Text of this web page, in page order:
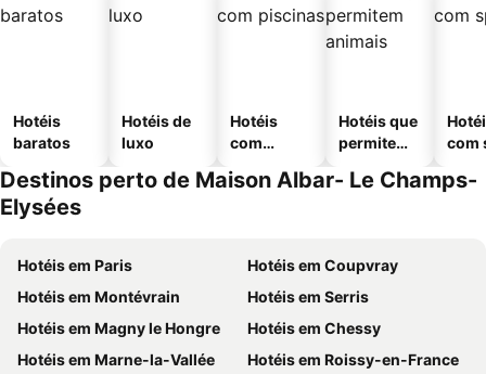
Hotéis
baratos
Hotéis de
luxo
Hotéis
com
Hotéis que
permitem
com
Destinos perto de Maison Albar- Le Champs-
Elysées
Hotéis em Paris
Hotéis em Coupvray
Hotéis em Montévrain
Hotéis em Serris
Hotéis em Magny le Hongre
Hotéis em Chessy
Hotéis em Marne-la-Vallée
Hotéis em Roissy-en-France